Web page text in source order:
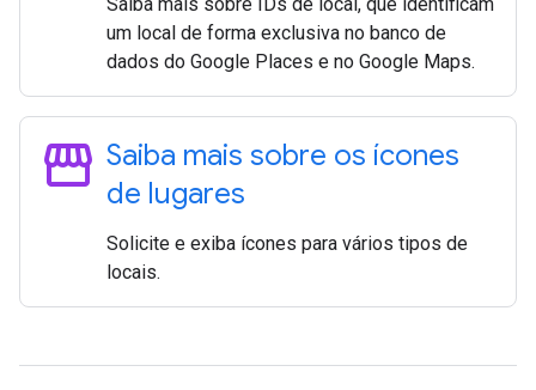
Saiba mais sobre IDs de local, que identificam
um local de forma exclusiva no banco de
dados do Google Places e no Google Maps.
storefront Saiba mais sobre os ícones
de lugares
Solicite e exiba ícones para vários tipos de
locais.